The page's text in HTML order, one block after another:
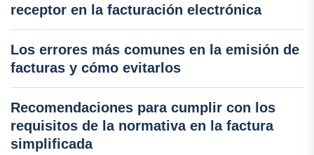
receptor en la facturación electrónica
Los errores más comunes en la emisión de
facturas y cómo evitarlos
Recomendaciones para cumplir con los
requisitos de la normativa en la factura
simplificada